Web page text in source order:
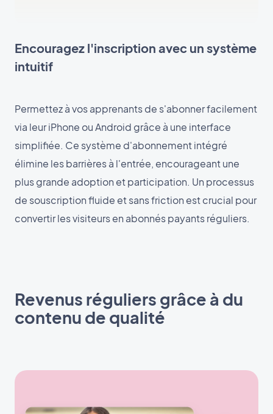
Encouragez l'inscription avec un système
intuitif
Permettez à vos apprenants de s'abonner facilement
via leur iPhone ou Android grâce à une interface
simplifiée. Ce système d'abonnement intégré
élimine les barrières à l'entrée, encourageant une
plus grande adoption et participation. Un processus
de souscription fluide et sans friction est crucial pour
convertir les visiteurs en abonnés payants réguliers.
Revenus réguliers grâce à du
contenu de qualité